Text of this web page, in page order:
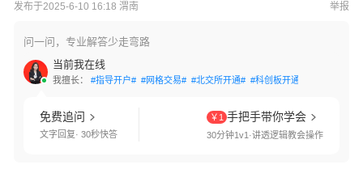
发布于2025-6-10 16:18 渭南 举报
问一问，专业解答少走弯路
当前我在线
我擅长： #指导开户# #网格交易# #北交所开通# #科创板开通#
免费追问
文字回复· 30秒快答
￥1 手把手带你学会
30分钟1v1·讲透逻辑教会操作